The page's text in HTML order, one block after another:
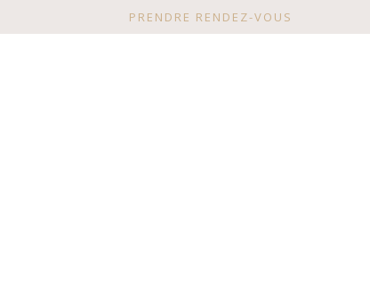
PRENDRE RENDEZ-VOUS